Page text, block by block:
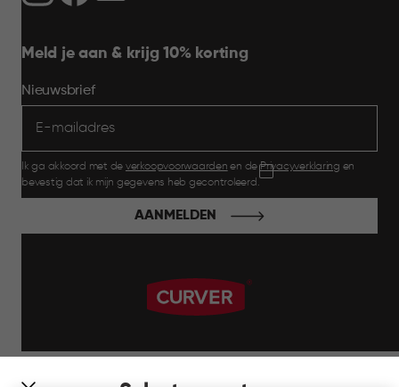
Meld je aan & krijg 10% korting
Nieuwsbrief
Ik ga akkoord met de verkoopvoorwaarden en dePrivacyverklaring en
bevestig dat ik mijn gegevens heb gecontroleerd.
AANMELDEN